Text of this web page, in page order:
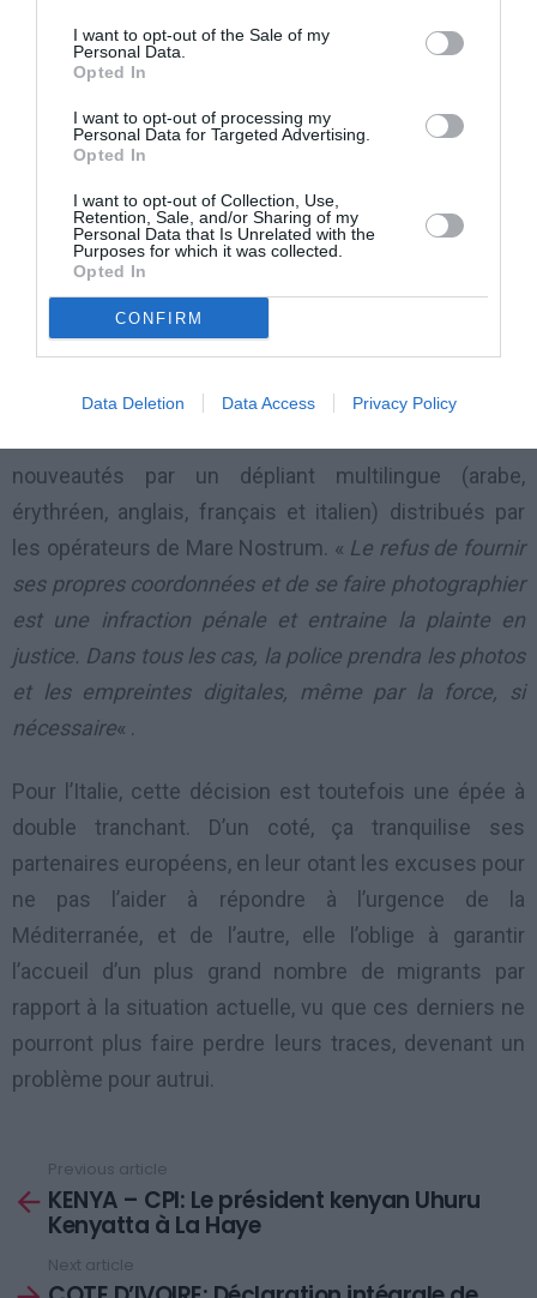
I want to opt-out of the Sale of my
Personal Data.
Opted In
I want to opt-out of processing my
Personal Data for Targeted Advertising.
Opted In
I want to opt-out of Collection, Use,
Retention, Sale, and/or Sharing of my
Personal Data that Is Unrelated with the
Purposes for which it was collected.
Opted In
CONFIRM
Data Deletion Data Access Privacy Policy
faites dans ces conditions ont déterminé de sérieux
problèmes de sécurité. A présent, pour surmonter les
difficultés opérationnelles rencontrées, on prendra
immédiatement toutes les photos et les empreintes
digitales. Indépendamment de l’identification
ponctuelle sur la base du document de voyage, si
possédé, ou de l’absence de motifs de douter de
l’identité déclarée», la circulaire prévoit que
l’étranger doit toujours être soumis à la prise des
nouveautés par un dépliant multilingue (arabe,
érythréen, anglais, français et italien) distribués par
les opérateurs de Mare Nostrum. « Le refus de fournir
ses propres coordonnées et de se faire photographier
est une infraction pénale et entraine la plainte en
justice. Dans tous les cas, la police prendra les photos
et les empreintes digitales, même par la force, si
nécessaire« .
Pour l’Italie, cette décision est toutefois une épée à
double tranchant. D’un coté, ça tranquilise ses
partenaires européens, en leur otant les excuses pour
ne pas l’aider à répondre à l’urgence de la
Méditerranée, et de l’autre, elle l’oblige à garantir
l’accueil d’un plus grand nombre de migrants par
rapport à la situation actuelle, vu que ces derniers ne
pourront plus faire perdre leurs traces, devenant un
problème pour autrui.
more
Previous article
KENYA – CPI: Le président kenyan Uhuru
Kenyatta à La Haye
Next article